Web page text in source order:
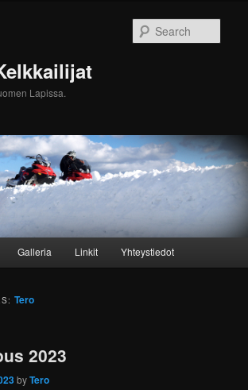
Lapissa.
content
content
Galleria Linkit Yhteystiedot
Tero
2023
byTero